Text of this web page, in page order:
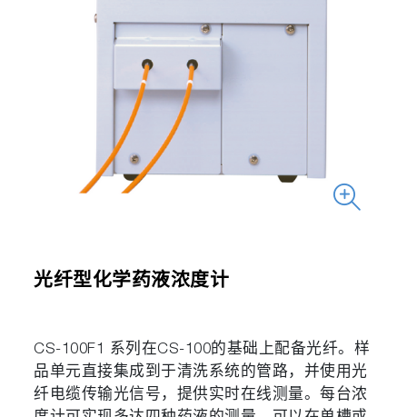
光纤型化学药液浓度计
CS-100F1 系列在CS-100的基础上配备光纤。样
品单元直接集成到于清洗系统的管路，并使用光
纤电缆传输光信号，提供实时在线测量。每台浓